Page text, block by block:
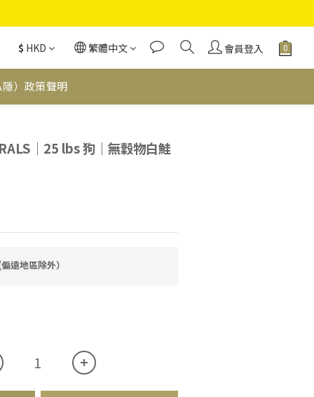
$ HKD 繁體中文 會員登入
）政策聲明
｜25 lbs 狗｜無穀物白鮭
遠地區除外）